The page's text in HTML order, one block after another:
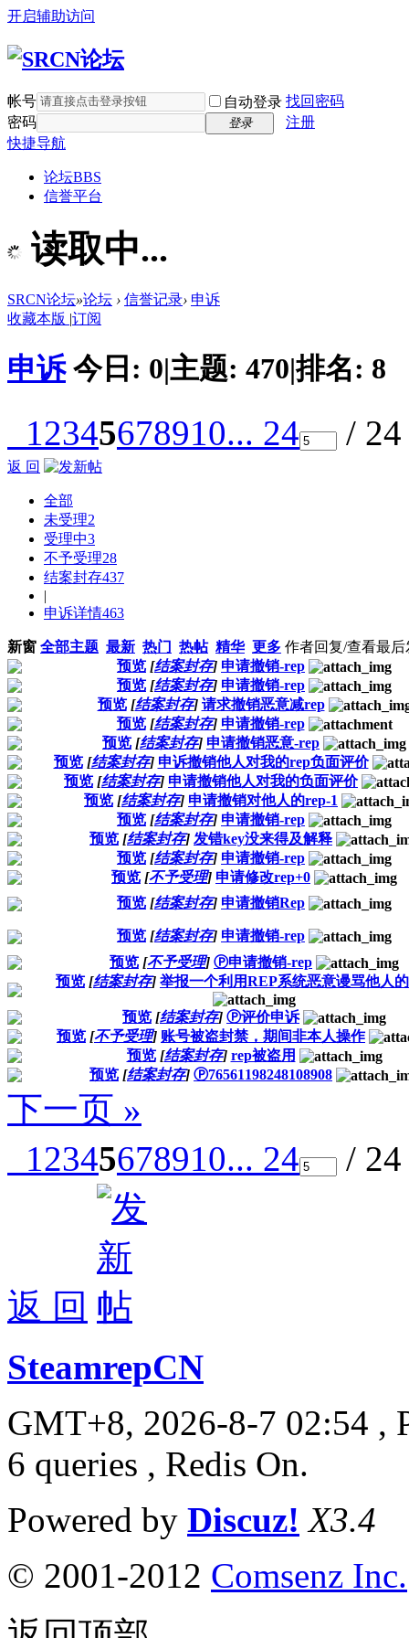
开启辅助访问
帐号 自动登录 找回密码
密码
登录
注册
快捷导航
论坛BBS
信誉平台
读取中...
SRCN论坛»论坛 › 信誉记录› 申诉
收藏本版 |订阅
申诉 今日: 0|主题: 470|排名: 8
12345678910... 24 /
返 回
全部
未受理2
受理中3
不予受理28
结案封存437
|
申诉详情463
新窗 全部主题 最新 热门 热帖 精华 更多 作者回复/查看最后
预览 [结案封存] 申请撤销-rep
预览 [结案封存] 申请撤销-rep
预览 [结案封存] 请求撤销恶意减rep
预览 [结案封存] 申请撤销-rep
预览 [结案封存] 申请撤销恶意-rep
预览 [结案封存] 申诉撤销他人对我的rep负面评价
预览 [结案封存] 申请撤销他人对我的负面评价
预览 [结案封存] 申请撤销对他人的rep-1
预览 [结案封存] 申请撤销-rep
预览 [结案封存] 发错key没来得及解释
预览 [结案封存] 申请撤销-rep
预览 [不予受理] 申请修改rep+0
预览 [结案封存] 申请撤销Rep
预览 [结案封存] 申请撤销-rep
预览 [不予受理] Ⓟ申请撤销-rep
预览 [结案封存] 举报一个利用REP系统恶意谩骂他人
预览 [结案封存] Ⓟ评价申诉
预览 [不予受理] 账号被盗封禁，期间非本人操作
预览 [结案封存] rep被盗用
预览 [结案封存] Ⓟ76561198248108908
下一页 »
12345678910... 24 /
返 回
SteamrepCN
GMT+8, 2026-8-7 02:54 ,
6 queries , Redis On.
Powered by Discuz! X3.4
© 2001-2012 Comsenz Inc.